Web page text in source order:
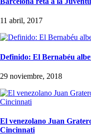
11 abril, 2017
Definido: El Bernabéu
29 noviembre, 2018
El venezolano Juan
Cincinnati